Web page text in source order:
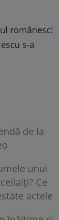
românesc!
s-a
de la
unui
Ce
actele